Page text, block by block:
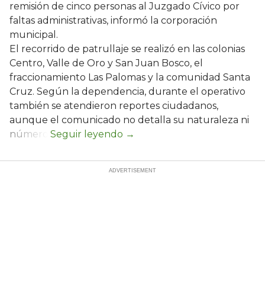
remisión de cinco personas al Juzgado Cívico por
faltas administrativas, informó la corporación
municipal.
El recorrido de patrullaje se realizó en las colonias
Centro, Valle de Oro y San Juan Bosco, el
fraccionamiento Las Palomas y la comunidad Santa
Cruz. Según la dependencia, durante el operativo
también se atendieron reportes ciudadanos,
aunque el comunicado no detalla su naturaleza ni
número.